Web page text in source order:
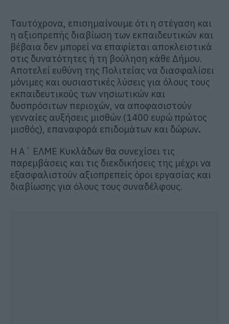
Ταυτόχρονα, επισημαίνουμε ότι η στέγαση και
η αξιοπρεπής διαβίωση των εκπαιδευτικών και
βέβαια δεν μπορεί να επαφίεται αποκλειστικά
στις δυνατότητες ή τη βούληση κάθε Δήμου.
Αποτελεί ευθύνη της Πολιτείας να διασφαλίσει
μόνιμες και ουσιαστικές λύσεις για όλους τους
εκπαιδευτικούς των νησιωτικών και
δυσπρόσιτων περιοχών, να αποφασιστούν
γενναίες αυξήσεις μισθών (1400 ευρώ πρώτος
μισθός), επαναφορά επιδομάτων και δώρων.
Η Α΄ ΕΛΜΕ Κυκλάδων θα συνεχίσει τις
παρεμβάσεις και τις διεκδικήσεις της μέχρι να
εξασφαλιστούν αξιοπρεπείς όροι εργασίας και
διαβίωσης για όλους τους συναδέλφους.